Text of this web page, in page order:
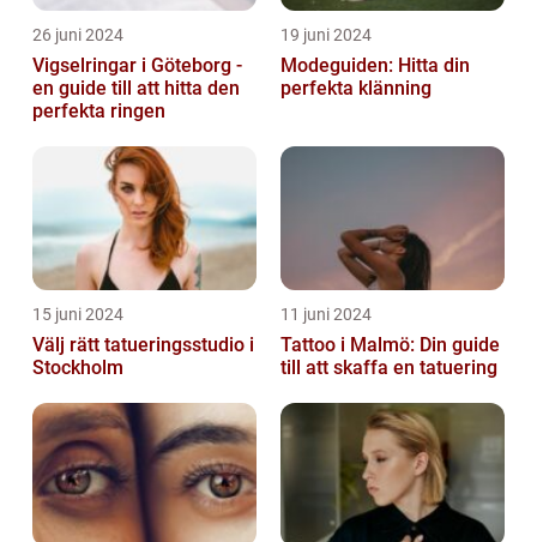
26 juni 2024
Vigselringar i Göteborg -
en guide till att hitta den
perfekta ringen
19 juni 2024
Modeguiden: Hitta din
perfekta klänning
15 juni 2024
Välj rätt tatueringsstudio i
Stockholm
11 juni 2024
Tattoo i Malmö: Din guide
till att skaffa en tatuering